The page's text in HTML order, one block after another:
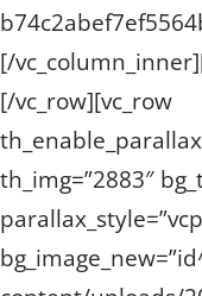
[/
[/vc_row][vc_row
th_img=”2883″